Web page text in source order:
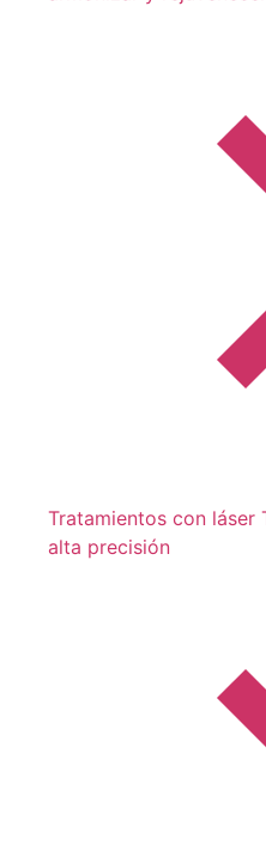
Tratamientos con láser
alta precisión